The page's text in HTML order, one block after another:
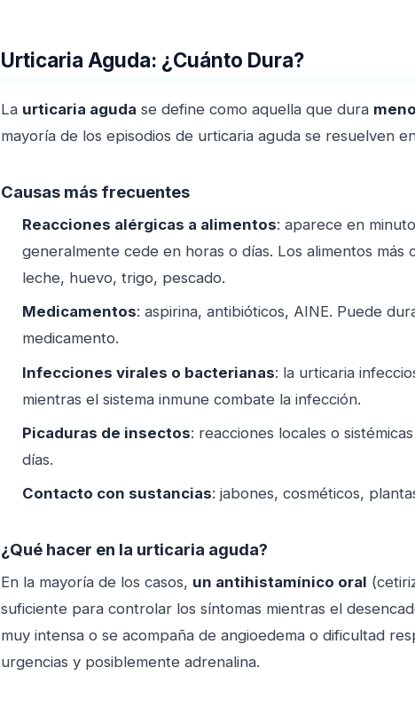
Urticaria Aguda: ¿Cuánto Dura?
La urticaria aguda se define como aquella que dura
mayoría de los episodios de urticaria aguda se resuelven
Causas más frecuentes
Reacciones alérgicas a alimentos: aparece en
generalmente cede en horas o días. Los alimentos más
leche, huevo, trigo, pescado.
Medicamentos: aspirina, antibióticos, AINE. Puede
medicamento.
Infecciones virales o bacterianas: la urticaria
mientras el sistema inmune combate la infección.
Picaduras de insectos: reacciones locales o
días.
Contacto con sustancias: jabones, cosméticos,
¿Qué hacer en la urticaria aguda?
En la mayoría de los casos, un antihistamínico oral
suficiente para controlar los síntomas mientras el
muy intensa o se acompaña de angioedema o dificultad
urgencias y posiblemente adrenalina.